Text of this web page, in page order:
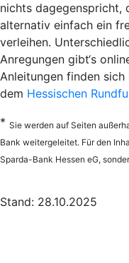
nichts dagegenspricht,
alternativ einfach ein
verleihen.
Anregungen gibt‘s
Anleitungen finden
dem Hessischen
* Sie werden auf Seiten
Bank weitergeleitet. Für den
Sparda-Bank Hessen eG,
Stand: 28.10.2025